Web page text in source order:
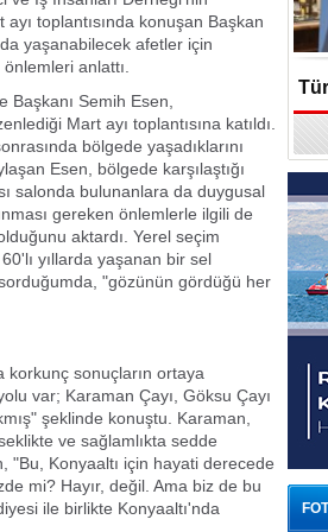
ayı toplantısında konuşan Başkan
yaşanabilecek afetler için
anlattı.
Başkanı Semih Esen,
Mart ayı toplantısına katıldı.
bölgede yaşadıklarını
Esen, bölgede karşılaştığı
salonda bulunanlara da duygusal
gereken önlemlerle ilgili de
aktardı. Yerel seçim
yıllarda yaşanan bir sel
"gözünün gördüğü her
korkunç sonuçların ortaya
var; Karaman Çayı, Göksu Çayı
şeklinde konuştu. Karaman,
ve sağlamlıkta sedde
"Bu, Konyaaltı için hayati derecede
mi? Hayır, değil. Ama biz de bu
ile birlikte Konyaaltı'nda